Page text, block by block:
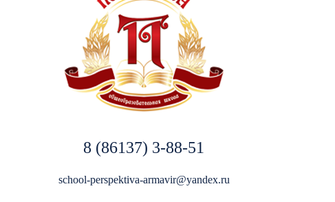
8 (86137) 3-88-51
school-perspektiva-armavir@yandex.ru